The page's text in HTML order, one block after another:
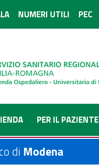
NUMERI UTILI PEC
PER IL PAZIENTE
di Modena